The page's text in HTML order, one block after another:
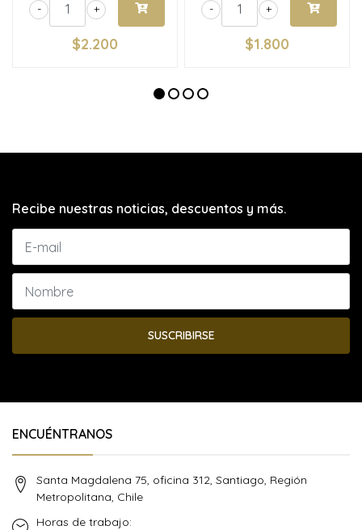
+
-
$2.200
+
-
$1.800
Recibe nuestras noticias, descuentos y más.
SUSCRIBIRSE
ENCUÉNTRANOS
Santa Magdalena 75, oficina 312, Santiago, Región
Metropolitana, Chile
Horas de trabajo: